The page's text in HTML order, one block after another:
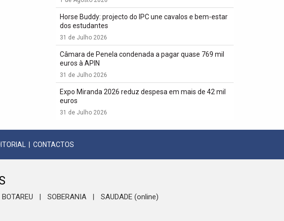
Horse Buddy: projecto do IPC une cavalos e bem-estar
dos estudantes
31 de Julho 2026
Câmara de Penela condenada a pagar quase 769 mil
euros à APIN
31 de Julho 2026
Expo Miranda 2026 reduz despesa em mais de 42 mil
euros
31 de Julho 2026
CONTACTOS
BOTAREU SOBERANIA SAUDADE (online)